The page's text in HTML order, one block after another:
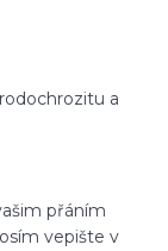
a
přáním
vepište v